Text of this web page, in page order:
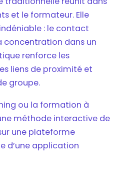
et le formateur. Elle
: le contact
concentration dans un
renforce les
liens de proximité et
groupe.
ou la formation à
méthode interactive de
une plateforme
d’une application